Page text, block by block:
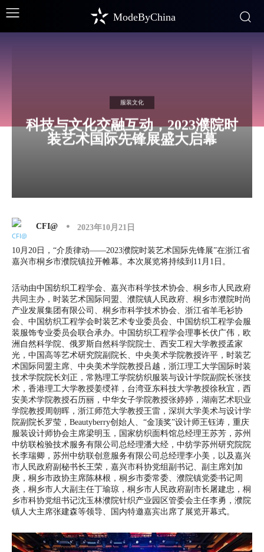
ModeByChina
服装文化
科技与文化交融互动，2023濮院时
装艺术国际先锋展盛大启幕
CFI@ 2023年10月21日
10月20日，“介质律动——2023濮院时装艺术国际先锋展”在浙江省
嘉兴市桐乡市濮院镇拉开帷幕。本次展览将持续到11月1日。
活动由中国纺织工程学会、嘉兴市科学技术协会、桐乡市人民政府
共同主办，时装艺术国际同盟、濮院镇人民政府、桐乡市濮院时尚
产业发展集团有限公司、桐乡市科学技术协会、浙江省羊毛衫协
会、中国纺织工程学会时装艺术专业委员会、中国纺织工程学会服
装服饰专业委员会联合承办。中国纺织工程学会理事长伏广伟，欧
洲自然科学院、俄罗斯自然科学院院士、西安工程大学教授孟家
光，中国高等艺术研究院副院长、中央美术学院教授许平，时装艺
术国际同盟主席、中央美术学院教授吕越，浙江理工大学国际时装
技术学院院长刘正，常熟理工学院纺织服装与设计学院副院长张技
术，香港理工大学教授姜绶祥，台湾亚东科技大学教授徐秋宜，西
安美术学院教授石历丽，中华女子学院教授张婷婷，湖南艺术职业
学院教授周朝晖，浙江师范大学教授王雷，深圳大学美术与设计学
院副院长罗莹，Beautyberry创始人、“金顶奖”设计师王钰涛，重庆
服装设计师协会主席梁明玉，国家纺织面料馆总经理王苏芳，苏州
中纺联检验技术服务有限公司总经理潘大经，中纺学苏州研究院院
长李瑞卿，苏州中纺联创意服务有限公司总经理李小美，以及嘉兴
市人民政府副秘书长王荣，嘉兴市科协党组副书记、副主席刘加
庚，桐乡市政协主席陈林根，桐乡市委常委、濮院镇党委书记周
炎，桐乡市人大副主任丁瑜琼，桐乡市人民政府副市长屠建忠，桐
乡市科协党组书记沈玉林濮院针织产业园区管委会主任李勇，濮院
镇人大主席张建森等领导、国内特邀嘉宾出席了展览开幕式。